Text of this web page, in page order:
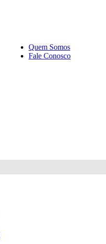
Quem Somos
Fale Conosco